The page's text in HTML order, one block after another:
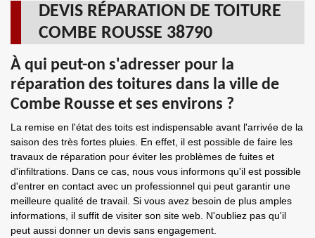
DEVIS RÉPARATION DE TOITURE
COMBE ROUSSE 38790
À qui peut-on s'adresser pour la
réparation des toitures dans la ville de
Combe Rousse et ses environs ?
La remise en l'état des toits est indispensable avant l'arrivée de la
saison des très fortes pluies. En effet, il est possible de faire les
travaux de réparation pour éviter les problèmes de fuites et
d'infiltrations. Dans ce cas, nous vous informons qu'il est possible
d'entrer en contact avec un professionnel qui peut garantir une
meilleure qualité de travail. Si vous avez besoin de plus amples
informations, il suffit de visiter son site web. N'oubliez pas qu'il
peut aussi donner un devis sans engagement.